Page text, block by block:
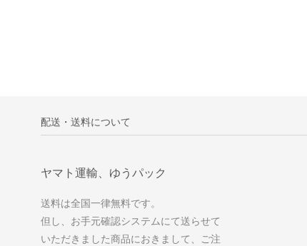
配送・送料について
ヤマト運輸、ゆうパック
送料は全国一律無料です。
但し、お手元確認システムにて送らせて
いただきました商品におきまして、ご注